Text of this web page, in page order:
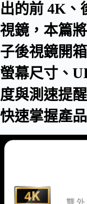
出的前 4K、
視鏡，本篇
子後視鏡開
螢幕尺寸、
度與測速提
快速掌握產